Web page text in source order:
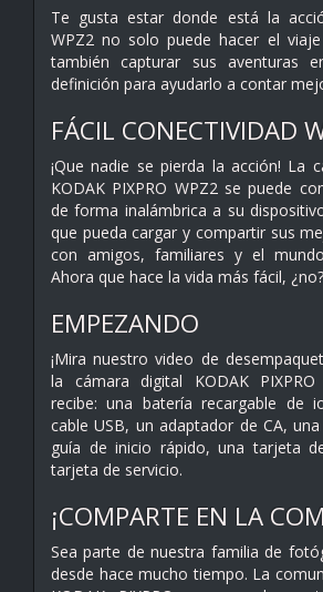
Te gusta estar donde está la
WPZ2 no solo puede hacer el
también capturar sus aventuras
definición para ayudarlo a contar
FÁCIL CONECTIVIDAD
¡Que nadie se pierda la acción! La
KODAK PIXPRO WPZ2 se puede
de forma inalámbrica a su
que pueda cargar y compartir sus
con amigos, familiares y el
Ahora que hace la vida más fácil, ¿no?
EMPEZANDO
¡Mira nuestro video de
la cámara digital KODAK
recibe: una batería recargable de
cable USB, un adaptador de CA,
guía de inicio rápido, una tarjeta
tarjeta de servicio.
¡COMPARTE EN LA
Sea parte de nuestra familia de
desde hace mucho tiempo. La